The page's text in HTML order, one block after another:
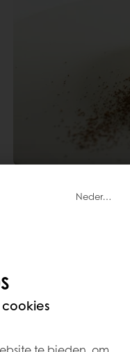
1050Kcal